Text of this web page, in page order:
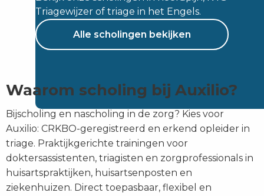
Triagewijzer of triage in het Engels.
Alle scholingen bekijken
Waarom scholing bij Auxilio?
Bijscholing en nascholing in de zorg? Kies voor
Auxilio: CRKBO-geregistreerd en erkend opleider in
triage. Praktijkgerichte trainingen voor
doktersassistenten, triagisten en zorgprofessionals in
huisartspraktijken, huisartsenposten en
ziekenhuizen. Direct toepasbaar, flexibel en